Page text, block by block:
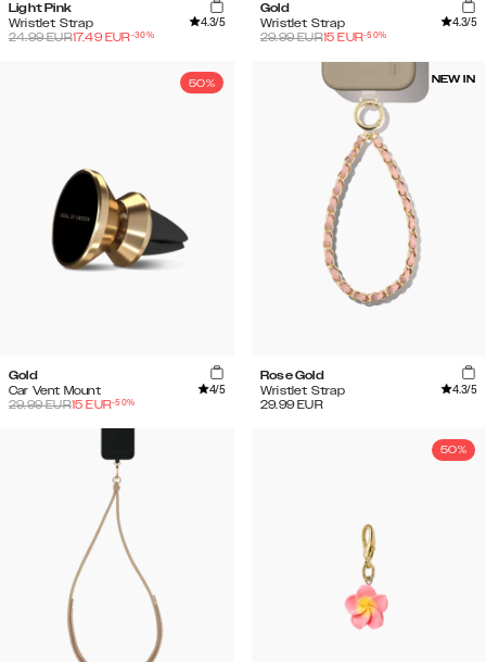
Light Pink
Wristlet Strap
4.3/5
24.99EUR17.49 EUR-30%
Gold
Wristlet Strap
4.3/5
29.99EUR15 EUR-50%
50%
Gold
Car Vent Mount
4/5
29.99EUR15 EUR-50%
NEW IN
Rose Gold
Wristlet Strap
4.3/5
29.99 EUR
50%